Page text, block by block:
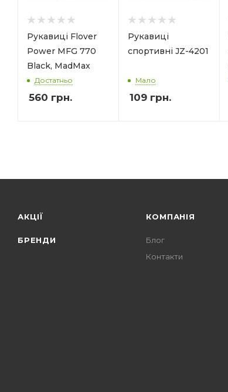
Рукавиці Flover
Power MFG 770
Black, MadMax
Достатньо
560 грн.
Рукавиці
спортивні JZ-4201
Мало
109 грн.
АКЦІЇ
БРЕНДИ
КОМПАНІЯ
Блог
Контакти